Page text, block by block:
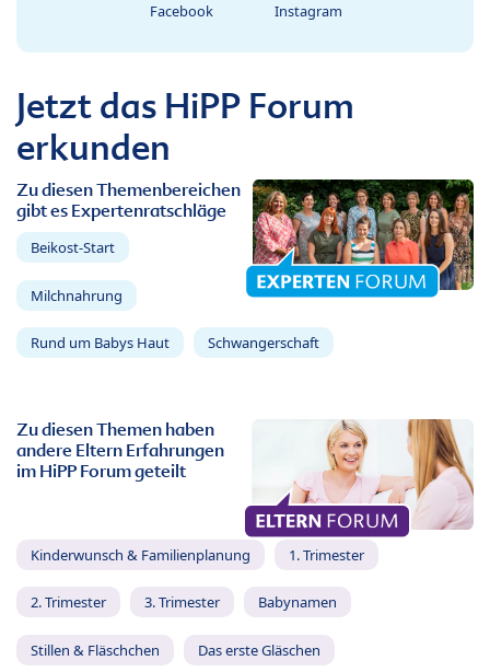
Facebook Instagram
Jetzt das HiPP Forum
erkunden
Zu diesen Themenbereichen
gibt es Expertenratschläge
Beikost-Start
Milchnahrung
Rund um Babys Haut Schwangerschaft
Zu diesen Themen haben
andere Eltern Erfahrungen
im HiPP Forum geteilt
Kinderwunsch & Familienplanung 1. Trimester
2. Trimester 3. Trimester Babynamen
Stillen & Fläschchen Das erste Gläschen